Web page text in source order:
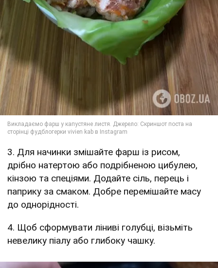
3. Для начинки змішайте фарш із рисом,
дрібно натертою або подрібненою цибулею,
кінзою та спеціями. Додайте сіль, перець і
паприку за смаком. Добре перемішайте масу
до однорідності.
4. Щоб сформувати ліниві голубці, візьміть
невелику піалу або глибоку чашку.